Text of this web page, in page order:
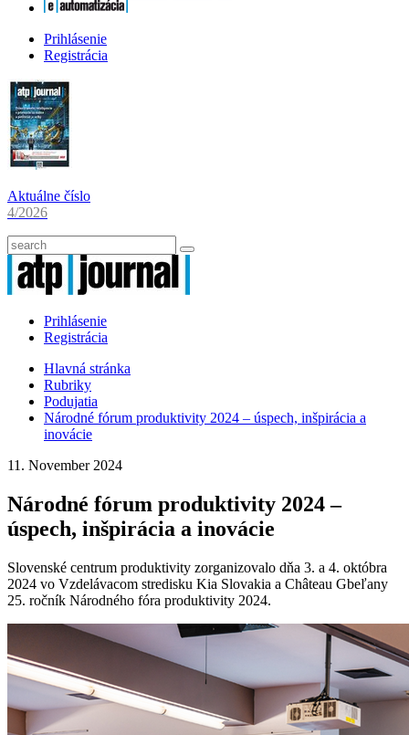
Prihlásenie
Registrácia
Aktuálne číslo
4/2026
Prihlásenie
Registrácia
Hlavná stránka
Rubriky
Podujatia
Národné fórum produktivity 2024 – úspech, inšpirácia a
inovácie
11. November 2024
Národné fórum produktivity 2024 –
úspech, inšpirácia a inovácie
Slovenské centrum produktivity zorganizovalo dňa 3. a 4. októbra
2024 vo Vzdelávacom stredisku Kia Slovakia a Château Gbeľany
25. ročník Národného fóra produktivity 2024.